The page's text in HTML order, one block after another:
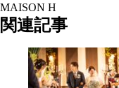
MAISON H
関連記事